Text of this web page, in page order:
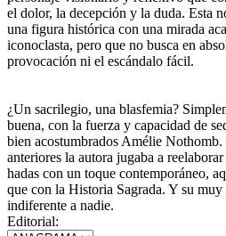
el dolor, la decepción y la duda. Esta
una figura histórica con una mirada
iconoclasta, pero que no busca en
provocación ni el escándalo fácil.
¿Un sacrilegio, una blasfemia?
buena, con la fuerza y capacidad de
bien acostumbrados Amélie
anteriores la autora jugaba a
hadas con un toque contemporáneo,
que con la Historia Sagrada. Y su
indiferente a nadie.
Editorial: